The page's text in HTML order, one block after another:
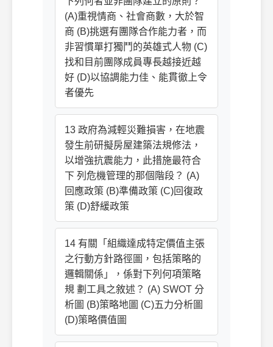
(A)重視情商、社會商數，大於智
商 (B)挑選有團隊合作能力者，而
非習慣單打獨鬥的英雄式人物 (C)
找和目前團隊成員專長越接近越
好 (D)以協調能力佳、能貫徹上令
者優先
13 政府為減輕災難損害，在地震
發生前研擬房屋建築法規修法，
以增強抗震能力，此措施最符合
下 列危機管理的那個階段？ (A)
回應政策 (B)準備政策 (C)回復政
策 (D)舒緩政策
14 有關「組織達成特定價值主張
之行動方針路徑圖，包括策略的
邏輯關係」，係對下列何項策略
規 劃工具之敘述？ (A) SWOT 分
析圖 (B)策略地圖 (C)五力分析圖
(D)策略價值圖